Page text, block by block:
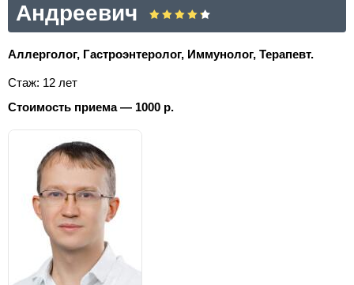
Андреевич
Аллерголог, Гастроэнтеролог, Иммунолог, Терапевт.
Стаж: 12 лет
Стоимость приема — 1000 р.